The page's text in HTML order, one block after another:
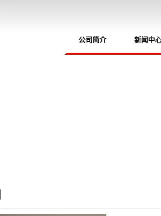
公司简介 新闻中